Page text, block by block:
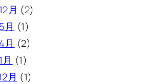
月 (2)
月 (1)
月 (2)
(1)
月 (1)